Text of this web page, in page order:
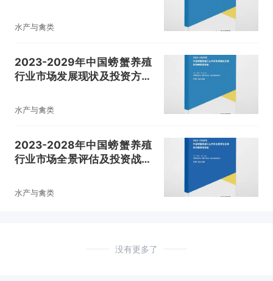
水产与禽类
2023-2029年中国螃蟹养殖
行业市场发展现状及投资方向
水产与禽类
2023-2028年中国螃蟹养殖
行业市场全景评估及投资战略
水产与禽类
没有更多了